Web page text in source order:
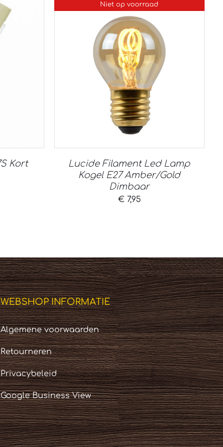
Kort
Niet op voorraad
Lucide Filament Led Lamp
Kogel E27 Amber/Gold
Dimbaar
€7,95
WEBSHOP INFORMATIE
Algemene voorwaarden
Retourneren
Privacybeleid
Google Business View